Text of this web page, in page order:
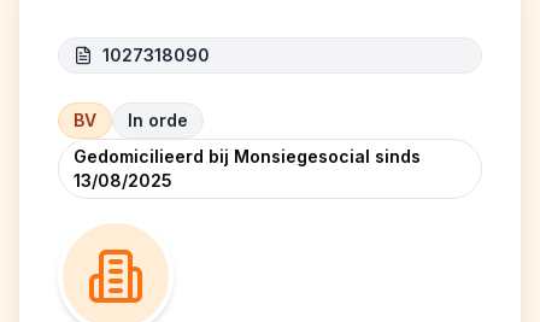
1027318090
BV
In orde
Gedomicilieerd bij Monsiegesocial sinds
13/08/2025